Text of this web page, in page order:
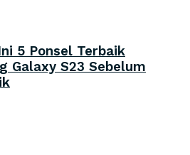
5 Ponsel Terbaik
Galaxy S23 Sebelum